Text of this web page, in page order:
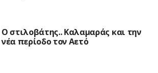
Ο στιλοβάτης.. Καλαμαράς και την
νέα περίοδο τον Αετό